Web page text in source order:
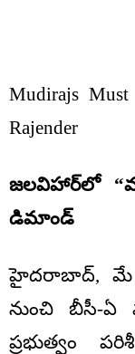
Mudirajs
Rajender
జలవిహార్‌లో
డిమాండ్
హైదరాబాద్, మే
నుంచి బీసీ-ఏ
ప్రభుత్వం